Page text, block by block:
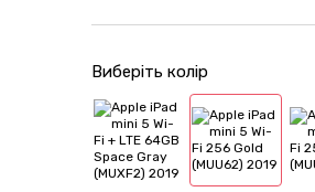
Виберіть колір